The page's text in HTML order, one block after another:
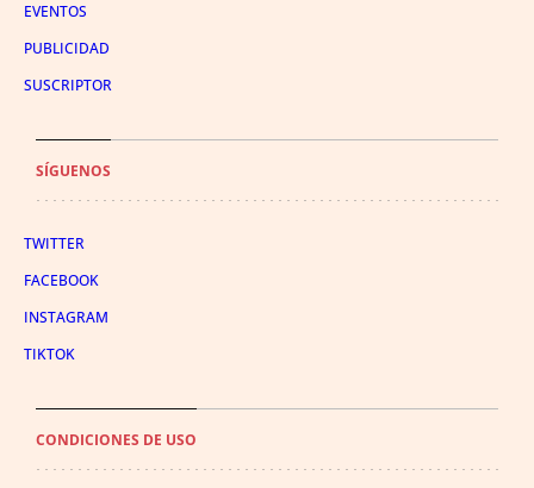
EVENTOS
PUBLICIDAD
SUSCRIPTOR
SÍGUENOS
TWITTER
FACEBOOK
INSTAGRAM
TIKTOK
CONDICIONES DE USO